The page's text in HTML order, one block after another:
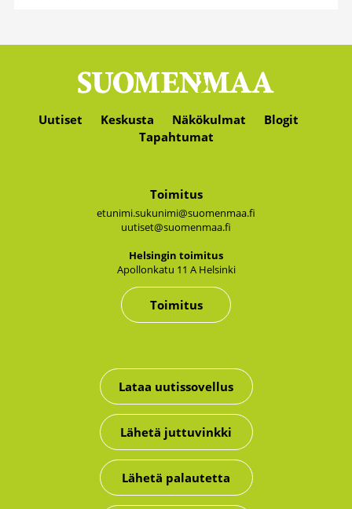
Uutiset Keskusta Näkökulmat
Blogit
Tapahtumat
Toimitus
etunimi.sukunimi@suomenmaa.fi
uutiset@suomenmaa.fi
Hel­sin­gin toi­mi­tus
Apol­lon­ka­tu 11 A Hel­sin­ki
Toimitus
Lataa uutissovellus
Lähetä juttuvinkki
Lähetä palautetta